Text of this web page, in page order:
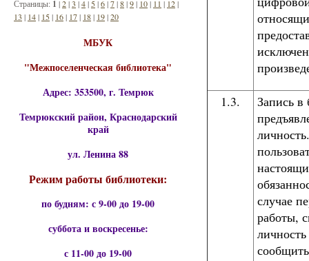
1.3.
Запись в
случае
работы,
Страницы: 1 |2|3 |4| 5|6|7|8|9| 10| 11 | 12|
13 | 14| 15| 16| 17| 18| 19|20
МБУК
"Межпоселенческая библиотека"
Адрес: 353500, г. Темрюк
Темрюкский район, Краснодарский
край
ул. Ленина 88
Режим работы библиотеки:
по будням: с 9-00 до 19-00
суббота и воскресенье:
с 11-00 до 19-00